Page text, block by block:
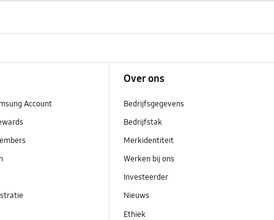
Account
Over ons
Bedrijfsgegevens
Bedrijfstak
Merkidentiteit
Werken bij ons
Investeerder
Nieuws
Ethiek